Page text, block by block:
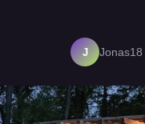
J Jonas